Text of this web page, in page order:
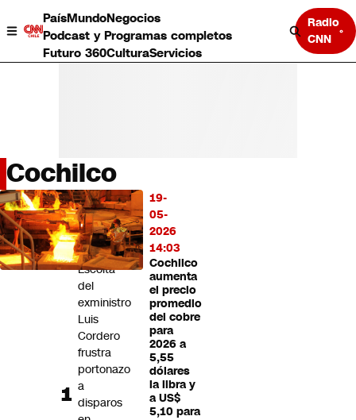
PaísMundoNegocios
Podcast y Programas completos
Futuro 360CulturaServicios
Radio
CNN
País
Mundo
Negocios
Deportes
Programas completos
CNN tiempo
Cochilco
19-
05-
2026
14:03
Cochilco
aumenta
el precio
promedio
del cobre
para
2026 a
5,55
dólares
la libra y
a US$
5,10 para
LO
MÁS
LEÍDO
Escolta
del
exministro
Luis
Cordero
frustra
portonazo
a
disparos